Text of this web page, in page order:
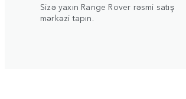
Sizə yaxın Range Rover rəsmi satış
mərkəzi tapın.